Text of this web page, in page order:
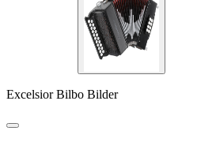
Excelsior Bilbo Bilder